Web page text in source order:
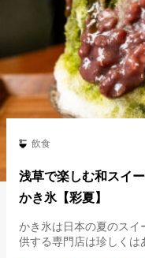
飲食
浅草で楽しむ和スイ
かき氷【彩夏】
かき氷は日本の夏のスイ
供する専門店は珍しくは